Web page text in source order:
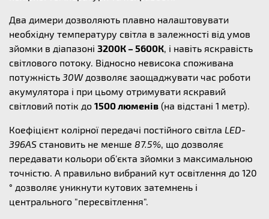
Два димери дозволяють плавно налаштовувати
необхідну температуру світла в залежності від умов
зйомки в діапазоні 3200К – 5600К, і навіть яскравість
світлового потоку. Відносно невисока споживана
потужність 30Wдозволяє заощаджувати час роботи
акумулятора і при цьому отримувати яскравий
світловий потік до 1500 люменів (на відстані 1 метр).
Коефіцієнт колірної передачі постійного світла LED-
396AS становить не менше 87.5%, що дозволяє
передавати кольори об'єкта зйомки з максимальною
точністю. А правильно вибраний кут освітлення до 120
° дозволяє уникнути кутових затемнень і
центрального "пересвітлення".